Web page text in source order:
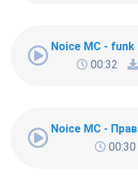
Noice MC -
00:32
Noice MC -
00:30